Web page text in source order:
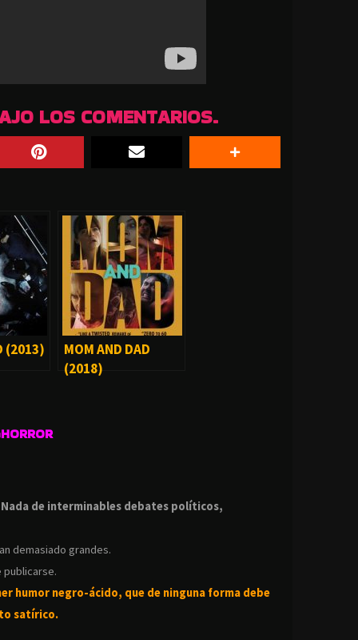
LOS COMENTARIOS.
(2013)
MOM AND DAD
(2018)
Nada de interminables debates políticos,
demasiado grandes.
publicarse.
humor negro-ácido, que de ninguna forma debe
satírico.